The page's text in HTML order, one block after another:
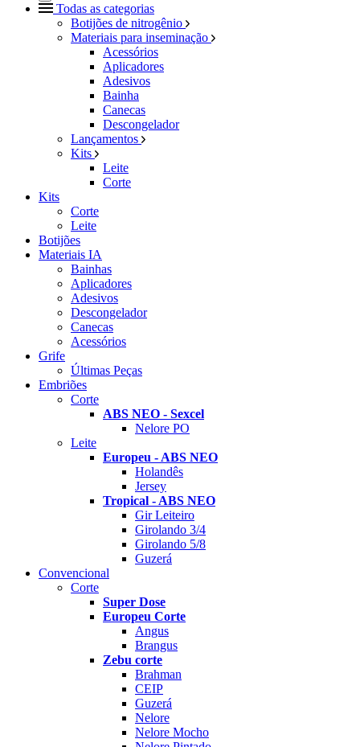
Todas as categorias
Botijões de nitrogênio
Materiais para inseminação
Acessórios
Aplicadores
Adesivos
Bainha
Canecas
Descongelador
Lançamentos
Kits
Leite
Corte
Kits
Corte
Leite
Botijões
Materiais IA
Bainhas
Aplicadores
Adesivos
Descongelador
Canecas
Acessórios
Grife
Últimas Peças
Embriões
Corte
ABS NEO - Sexcel
Nelore PO
Leite
Europeu - ABS NEO
Holandês
Jersey
Tropical - ABS NEO
Gir Leiteiro
Girolando 3/4
Girolando 5/8
Guzerá
Convencional
Corte
Super Dose
Europeu Corte
Angus
Brangus
Zebu corte
Brahman
CEIP
Guzerá
Nelore
Nelore Mocho